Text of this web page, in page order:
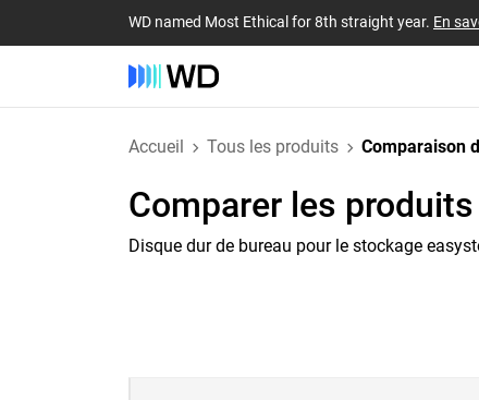
WD named Most Ethical for 8th straight year. En
Accueil Tous les produits Comparaison
Comparer les produits
Disque dur de bureau pour le stockage